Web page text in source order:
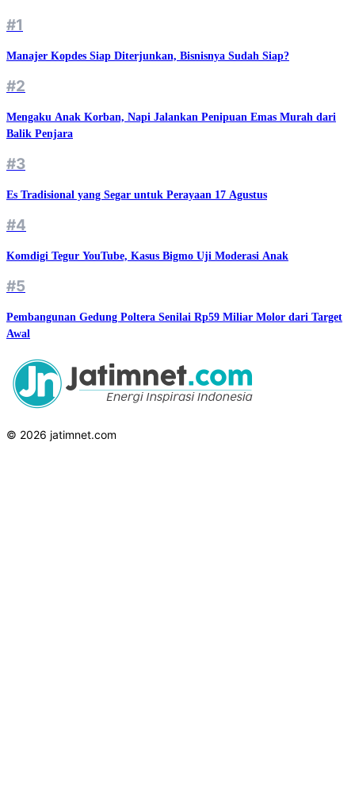
#1
Manajer Kopdes Siap Diterjunkan, Bisnisnya Sudah Siap?
#2
Mengaku Anak Korban, Napi Jalankan Penipuan Emas Murah dari
Balik Penjara
#3
Es Tradisional yang Segar untuk Perayaan 17 Agustus
#4
Komdigi Tegur YouTube, Kasus Bigmo Uji Moderasi Anak
#5
Pembangunan Gedung Poltera Senilai Rp59 Miliar Molor dari Target
Awal
© 2026 jatimnet.com